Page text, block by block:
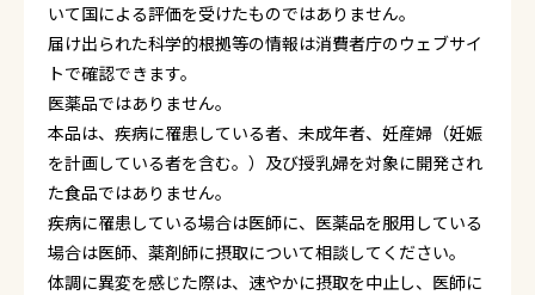
いて国による評価を受けたものではありません。
届け出られた科学的根拠等の情報は消費者庁のウェブサイ
トで確認できます。
医薬品ではありません。
本品は、疾病に罹患している者、未成年者、妊産婦（妊娠
を計画している者を含む。）及び授乳婦を対象に開発され
た食品ではありません。
疾病に罹患している場合は医師に、医薬品を服用している
場合は医師、薬剤師に摂取について相談してください。
体調に異変を感じた際は、速やかに摂取を中止し、医師に